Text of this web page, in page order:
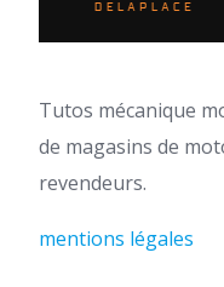
Tutos mécanique
de magasins de
revendeurs.
mentions légales